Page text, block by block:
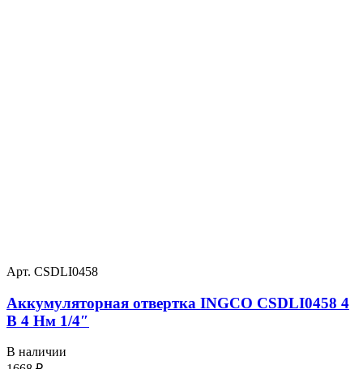
Арт. CSDLI0458
Аккумуляторная отвертка INGCO CSDLI0458 4
В 4 Нм 1/4″
В наличии